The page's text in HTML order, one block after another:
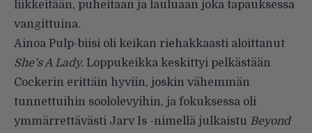
liikkeitään, puheitaan ja lauluaan joka tapauksessa
vangittuina.
Ainoa Pulp-biisi oli keikan riehakkaasti aloittanut
She’s A Lady. Loppukeikka keskittyi pelkästään
Cockerin erittäin hyviin, joskin vähemmän
tunnettuihin soololevyihin, ja fokuksessa oli
ymmärrettävästi Jarv Is -nimellä julkaistu Beyond